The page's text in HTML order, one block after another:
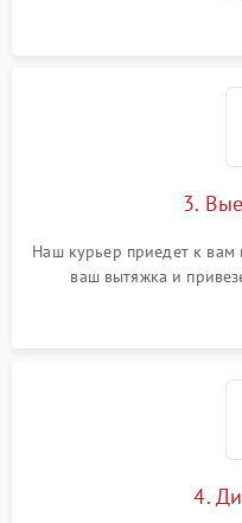
3.
Наш курьер приедет к вам
ваш вытяжка и
4.